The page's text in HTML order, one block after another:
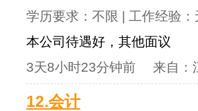
学历要求： 不限 | 工作经验：
本公司待遇好，其他面议
3天8小时23分钟前 来自：
12.会计